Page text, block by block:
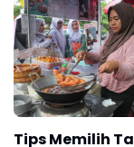
Tips Memilih